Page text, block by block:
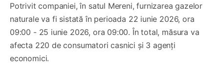
Potrivit companiei, în satul Mereni, furnizarea gazelor
naturale va fi sistată în perioada 22 iunie 2026, ora
09:00 - 25 iunie 2026, ora 09:00. În total, măsura va
afecta 220 de consumatori casnici și 3 agenți
economici.